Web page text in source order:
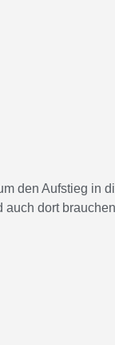
den Aufstieg in
auch dort